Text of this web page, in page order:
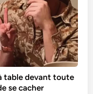
table devant toute
se cacher